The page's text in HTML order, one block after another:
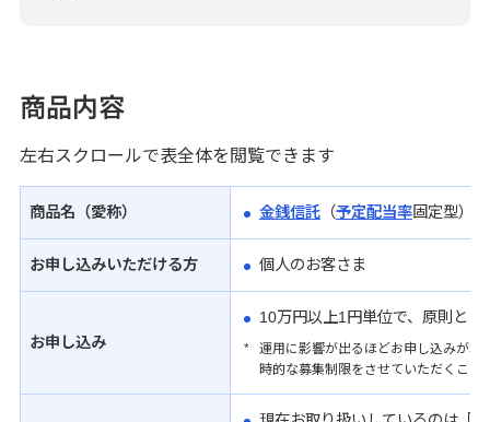
みずほ信託銀行について
商品内容
左右スクロールで表全体を閲覧できます
商品名（愛称） 金銭信託（予定配当率固定型）
お申し込みいただける方 個人のお客さま
お申し込み
10万円以上1円単位で、原則と
*
運用に影響が出るほどお申し込みが増
時的な募集制限をさせていただくこと